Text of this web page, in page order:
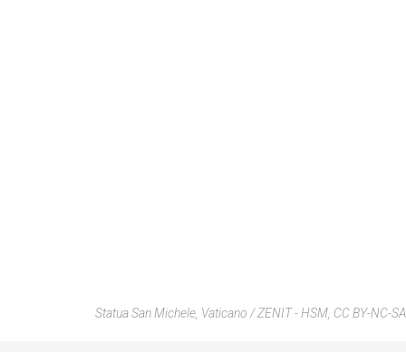
Statua San Michele, Vaticano / ZENIT - HSM, CC BY-NC-SA